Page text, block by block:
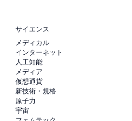
サイエンス
メディカル
インターネット
人工知能
メディア
仮想通貨
新技術・規格
原子力
宇宙